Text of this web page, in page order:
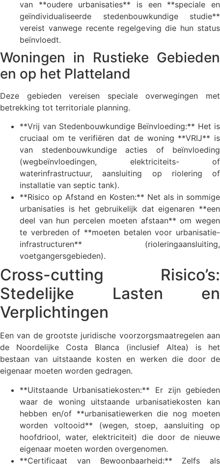
van **oudere urbanisaties** is een **speciale en
geïndividualiseerde stedenbouwkundige studie**
vereist vanwege recente regelgeving die hun status
beïnvloedt.
Woningen in Rustieke Gebieden
en op het Platteland
Deze gebieden vereisen speciale overwegingen met
betrekking tot territoriale planning.
**Vrij van Stedenbouwkundige Beïnvloeding:** Het is
cruciaal om te verifiëren dat de woning **VRIJ** is
van stedenbouwkundige acties of beïnvloeding
(wegbeïnvloedingen, elektriciteits- of
waterinfrastructuur, aansluiting op riolering of
installatie van septic tank).
**Risico op Afstand en Kosten:** Net als in sommige
urbanisaties is het gebruikelijk dat eigenaren **een
deel van hun percelen moeten afstaan** om wegen
te verbreden of **moeten betalen voor urbanisatie-
infrastructuren** (rioleringaansluiting,
voetgangersgebieden).
Cross-cutting Risico’s:
Stedelijke Lasten en
Verplichtingen
Een van de grootste juridische voorzorgsmaatregelen aan
de Noordelijke Costa Blanca (inclusief Altea) is het
bestaan van uitstaande kosten en werken die door de
eigenaar moeten worden gedragen.
**Uitstaande Urbanisatiekosten:** Er zijn gebieden
waar de woning uitstaande urbanisatiekosten kan
hebben en/of **urbanisatiewerken die nog moeten
worden voltooid** (wegen, stoep, aansluiting op
hoofdriool, water, elektriciteit) die door de nieuwe
eigenaar moeten worden overgenomen.
**Certificaat van Bewoonbaarheid:** Zelfs als